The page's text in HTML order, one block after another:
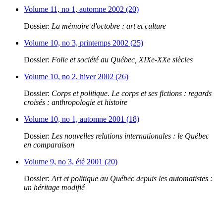
Volume 11, no 1, automne 2002 (20)
Dossier: La mémoire d'octobre : art et culture
Volume 10, no 3, printemps 2002 (25)
Dossier: Folie et société au Québec, XIXe-XXe siècles
Volume 10, no 2, hiver 2002 (26)
Dossier: Corps et politique. Le corps et ses fictions : regards
croisés : anthropologie et histoire
Volume 10, no 1, automne 2001 (18)
Dossier: Les nouvelles relations internationales : le Québec
en comparaison
Volume 9, no 3, été 2001 (20)
Dossier: Art et politique au Québec depuis les automatistes :
un héritage modifié